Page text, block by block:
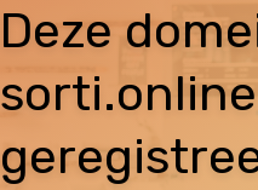
Deze